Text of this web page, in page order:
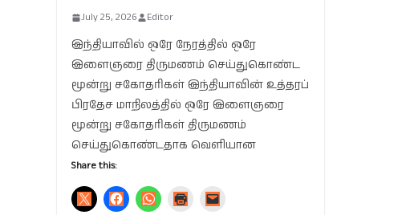
July 25, 2026 Editor
இந்தியாவில் ஒரே நேரத்தில் ஒரே
இளைஞரை திருமணம் செய்துகொண்ட
மூன்று சகோதரிகள் இந்தியாவின் உத்தரப்
பிரதேச மாநிலத்தில் ஒரே இளைஞரை
மூன்று சகோதரிகள் திருமணம்
செய்துகொண்டதாக வெளியான
Share this: